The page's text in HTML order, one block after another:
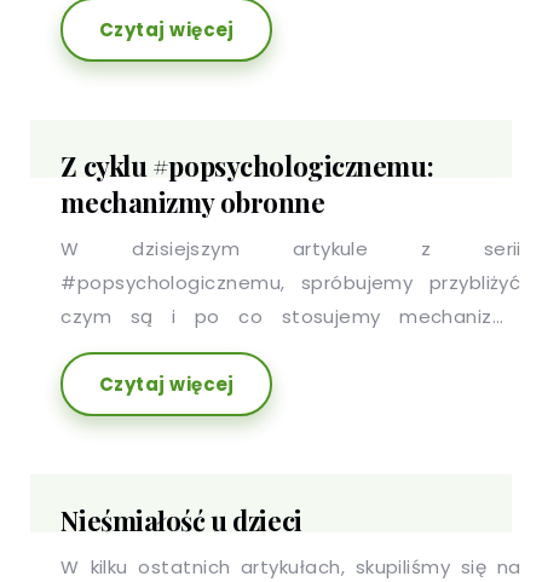
związana z zaburzeniami osobowości.
Zapraszamy do zapoznania się z artykułem.
Czytaj więcej
Z cyklu #popsychologicznemu:
mechanizmy obronne
W dzisiejszym artykule z serii
#popsychologicznemu, spróbujemy przybliżyć
czym są i po co stosujemy mechanizmy
obronne.
Czytaj więcej
Nieśmiałość u dzieci
W kilku ostatnich artykułach, skupiliśmy się na